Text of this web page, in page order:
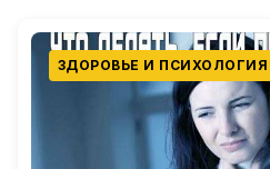
ЗДОРОВЬЕ И ПСИХОЛОГИЯ